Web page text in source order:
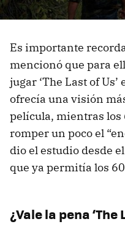
Es importante
mencionó que para
jugar ‘The Last of
ofrecía una visión
película, mientras los
romper un poco el
dio el estudio desde
que ya permitía los
¿Vale la pena ‘The